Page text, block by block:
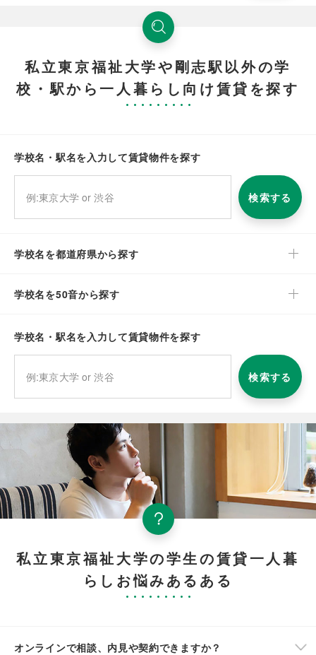
私立東京福祉大学や剛志駅以外の学
校・駅から一人暮らし向け賃貸を探す
学校名・駅名を入力して賃貸物件を探す
検索する
学校名を都道府県から探す
学校名を50音から探す
学校名・駅名を入力して賃貸物件を探す
検索する
私立東京福祉大学の学生の賃貸一人暮
らしお悩みあるある
オンラインで相談、内見や契約できますか？